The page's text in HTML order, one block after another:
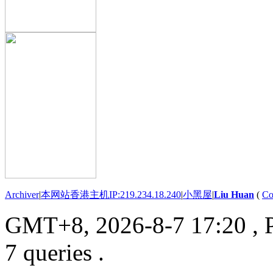
Archiver|本网站香港主机IP:219.234.18.240|小黑屋|Liu Huan (
GMT+8, 2026-8-7 17:20 ,
7 queries .